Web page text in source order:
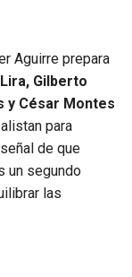
Aguirre prepara
Gilberto
y César Montes
para
de que
un segundo
las